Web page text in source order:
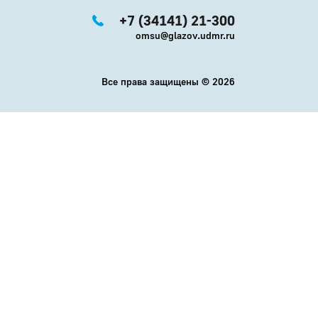
+7 (34141) 21-300
omsu@glazov.udmr.ru
Все права защищены © 2026